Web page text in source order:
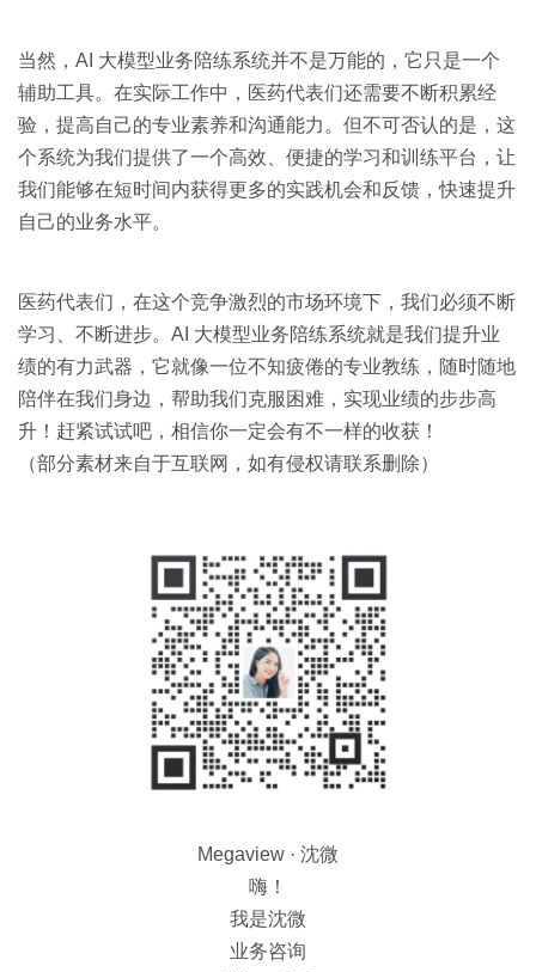
当然，AI 大模型业务陪练系统并不是万能的，它只是一个
辅助工具。在实际工作中，医药代表们还需要不断积累经
验，提高自己的专业素养和沟通能力。但不可否认的是，这
个系统为我们提供了一个高效、便捷的学习和训练平台，让
我们能够在短时间内获得更多的实践机会和反馈，快速提升
自己的业务水平。
医药代表们，在这个竞争激烈的市场环境下，我们必须不断
学习、不断进步。AI 大模型业务陪练系统就是我们提升业
绩的有力武器，它就像一位不知疲倦的专业教练，随时随地
陪伴在我们身边，帮助我们克服困难，实现业绩的步步高
升！赶紧试试吧，相信你一定会有不一样的收获！
（部分素材来自于互联网，如有侵权请联系删除）
Megaview · 沈微
嗨！
我是沈微
业务咨询